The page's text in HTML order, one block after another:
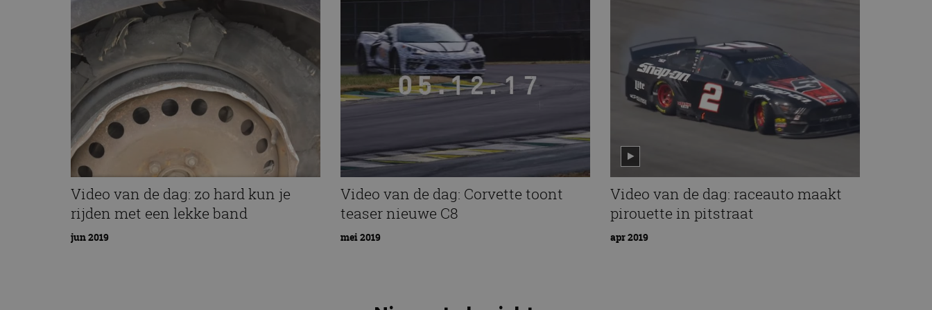
Video van de dag: zo hard kun je
rijden met een lekke band
jun 2019
Video van de dag: Corvette toont
teaser nieuwe C8
mei 2019
Video van de dag: raceauto maakt
pirouette in pitstraat
apr 2019